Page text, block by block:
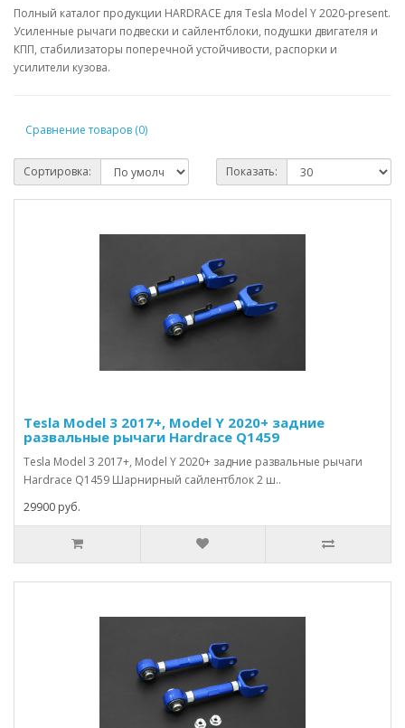
Полный каталог продукции HARDRACE для Tesla Model Y 2020-present.
Усиленные рычаги подвески и сайлентблоки, подушки двигателя и
КПП, стабилизаторы поперечной устойчивости, распорки и
усилители кузова.
Сравнение товаров (0)
Сортировка: Показать:
Tesla Model 3 2017+, Model Y 2020+ задние
развальные рычаги Hardrace Q1459
Tesla Model 3 2017+, Model Y 2020+ задние развальные рычаги
Hardrace Q1459 Шарнирный сайлентблок 2 ш..
29900 руб.